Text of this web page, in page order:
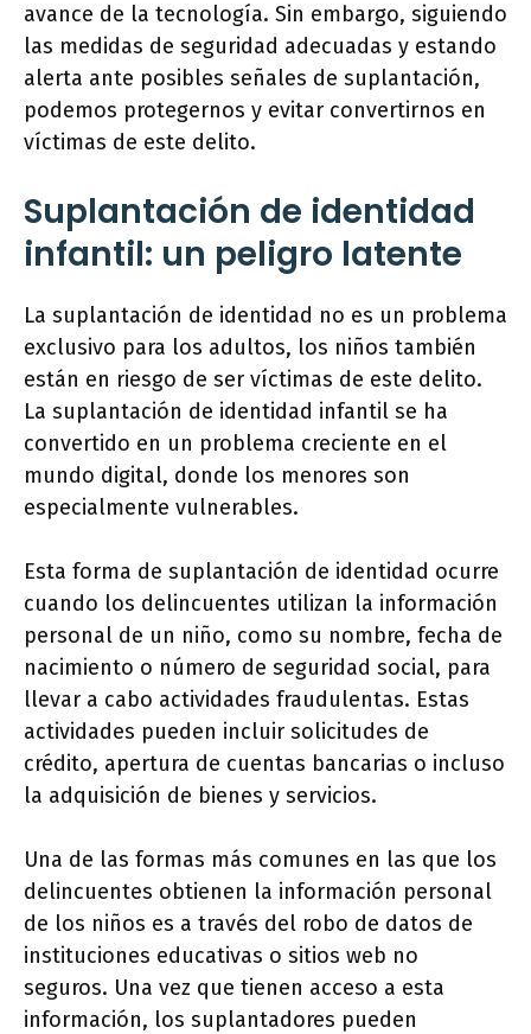
avance de la tecnología. Sin embargo, siguiendo
las medidas de seguridad adecuadas y estando
alerta ante posibles señales de suplantación,
podemos protegernos y evitar convertirnos en
víctimas de este delito.
Suplantación de identidad
infantil: un peligro latente
La suplantación de identidad no es un problema
exclusivo para los adultos, los niños también
están en riesgo de ser víctimas de este delito.
La suplantación de identidad infantil se ha
convertido en un problema creciente en el
mundo digital, donde los menores son
especialmente vulnerables.
Esta forma de suplantación de identidad ocurre
cuando los delincuentes utilizan la información
personal de un niño, como su nombre, fecha de
nacimiento o número de seguridad social, para
llevar a cabo actividades fraudulentas. Estas
actividades pueden incluir solicitudes de
crédito, apertura de cuentas bancarias o incluso
la adquisición de bienes y servicios.
Una de las formas más comunes en las que los
delincuentes obtienen la información personal
de los niños es a través del robo de datos de
instituciones educativas o sitios web no
seguros. Una vez que tienen acceso a esta
información, los suplantadores pueden